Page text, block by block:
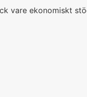
vare ekonomiskt